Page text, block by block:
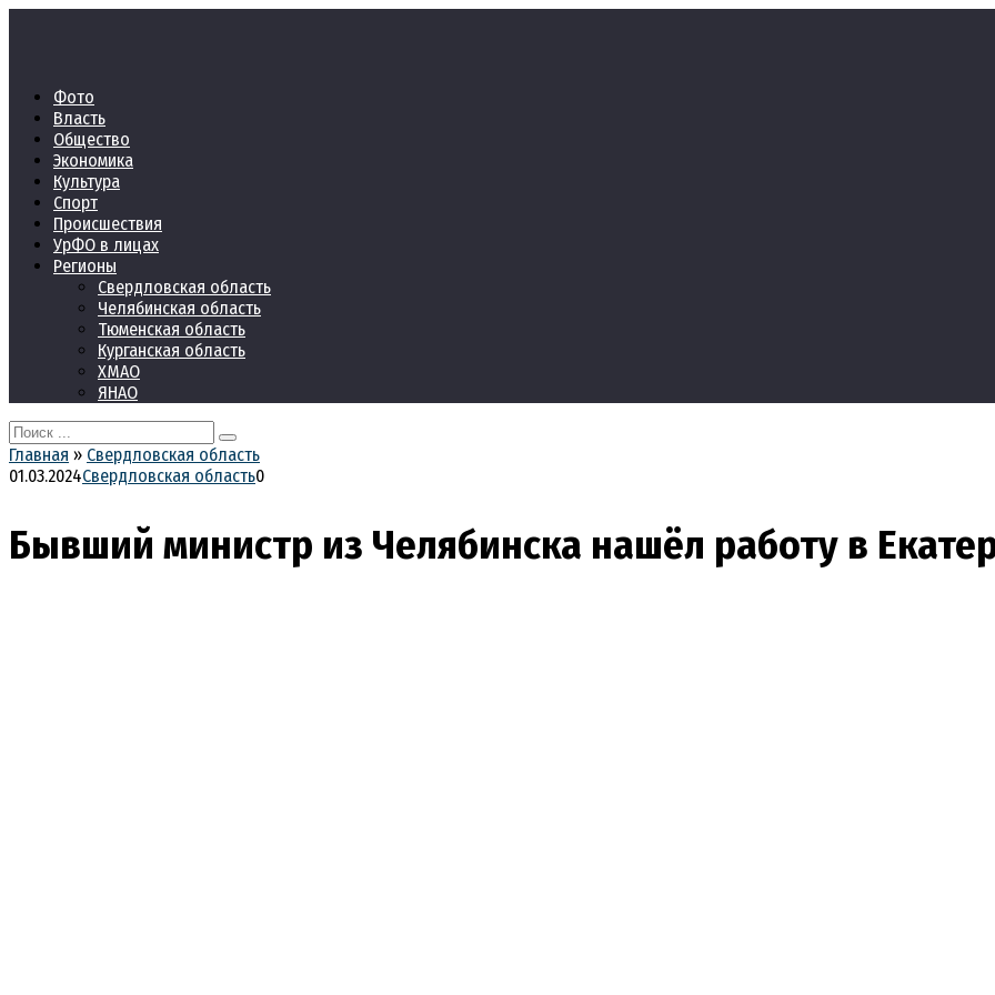
Фото
Власть
Общество
Экономика
Культура
Спорт
Происшествия
УрФО в лицах
Регионы
Свердловская область
Челябинская область
Тюменская область
Курганская область
ХМАО
ЯНАО
Search
for:
Главная » Свердловская область
01.03.2024Свердловская область0
Бывший министр из Челябинска нашёл работу в